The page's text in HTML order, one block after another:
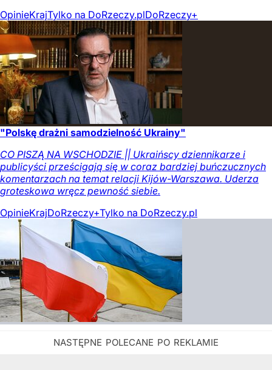
OpinieKrajTylko na DoRzeczy.plDoRzeczy+
"Polskę drażni samodzielność Ukrainy"
CO PISZĄ NA WSCHODZIE || Ukraińscy dziennikarze i
publicyści prześcigają się w coraz bardziej buńczucznych
komentarzach na temat relacji Kijów-Warszawa. Uderza
groteskowa wręcz pewność siebie.
OpinieKrajDoRzeczy+Tylko na DoRzeczy.pl